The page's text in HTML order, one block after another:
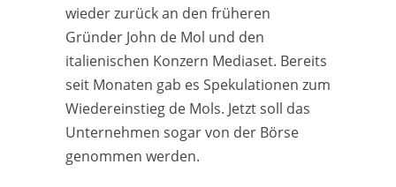
wieder zurück an den früheren
Gründer John de Mol und den
italienischen Konzern Mediaset. Bereits
seit Monaten gab es Spekulationen zum
Wiedereinstieg de Mols. Jetzt soll das
Unternehmen sogar von der Börse
genommen werden.